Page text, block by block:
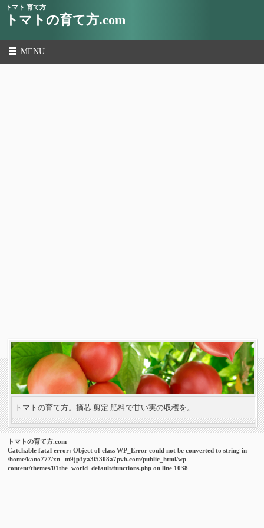
トマト 育て方
トマトの育て方.com
MENU
トマトの育て方。摘芯 剪定 肥料で甘い実の収穫を。
トマトの育て方.com
Catchable fatal error: Object of class WP_Error could not be converted to string in
/home/kano777/xn--m9jp3ya3i5308a7pvb.com/public_html/wp-
content/themes/01the_world_default/functions.php on line 1038